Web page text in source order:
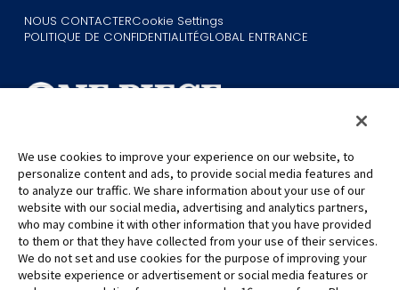
NOUS CONTACTERCookie Settings
POLITIQUE DE CONFIDENTIALITÉGLOBAL ENTRANCE
©Eiichiro Oda/Shueisha
©Eiichiro Oda/Shueisha, Toei Animation
Toutes les images, textes et données de ce site web ne peuvent être
reproduits sans autorisation.
Veuillez noter que les images utilisées sur ce site peuvent différer du
We use cookies to improve your experience on our website, to
personalize content and ads, to provide social media features and
to analyze our traffic. We share information about your use of our
website with our social media, advertising and analytics partners,
who may combine it with other information that you have provided
to them or that they have collected from your use of their services.
We do not set and use cookies for the purpose of improving your
website experience or advertisement or social media features or